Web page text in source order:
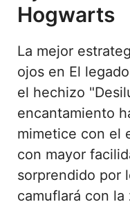
Hogwarts
La mejor
ojos en El
el hechizo
encantamiento
mimetice con el
con mayor
sorprendido por
camuflará con la